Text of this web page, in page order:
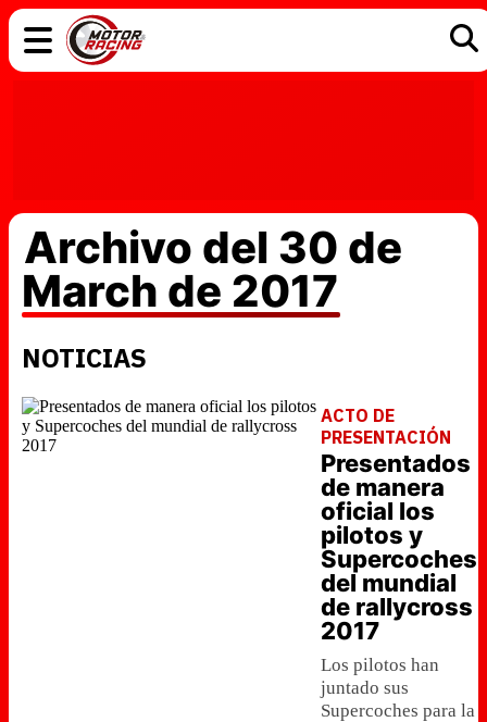
Archivo del 30 de
March de 2017
NOTICIAS
ACTO DE
PRESENTACIÓN
Presentados
de manera
oficial los
pilotos y
Supercoches
del mundial
de rallycross
2017
Los pilotos han
juntado sus
Supercoches para la